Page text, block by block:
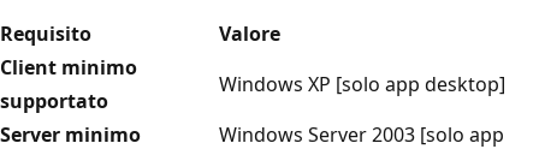
Requisito
Valore
Client minimo
supportato
Windows XP [solo app desktop]
Server minimo
Windows Server 2003 [solo app